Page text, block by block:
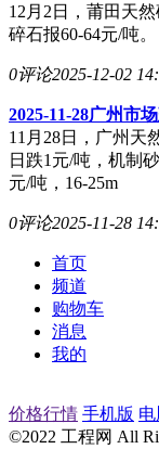
12月2日，莆田天然
碎石报60-64元/吨。
0评论2025-12-02
2025-11-28广州市
11月28日，广州天
日跌1元/吨，机制
元/吨，16-25m
0评论2025-11-28
首页
频道
购物车
消息
我的
价格行情 手机版 电
©2022 工程网 All